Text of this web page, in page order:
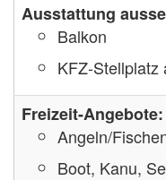
Ausstattung
Balkon
KFZ-Stellplatz
Freizeit-Angebote:
Angeln/
Boot, Kanu,